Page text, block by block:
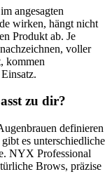
angesagten
wirken, hängt nicht
Produkt ab. Je
voller
kommen
zu dir?
definieren
es unterschiedliche
NYX Professional
Brows, präzise